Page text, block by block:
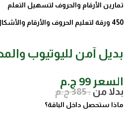
تمارين الأرقام والحروف لتسهيل التعلم
450 ورقة لتعليم الحروف والأرقام والأشكال
بديل آمن لليوتيوب
السعر 99 ج.م
بدلا من : 385 ج.م
ماذا ستحصل داخل الباقة؟